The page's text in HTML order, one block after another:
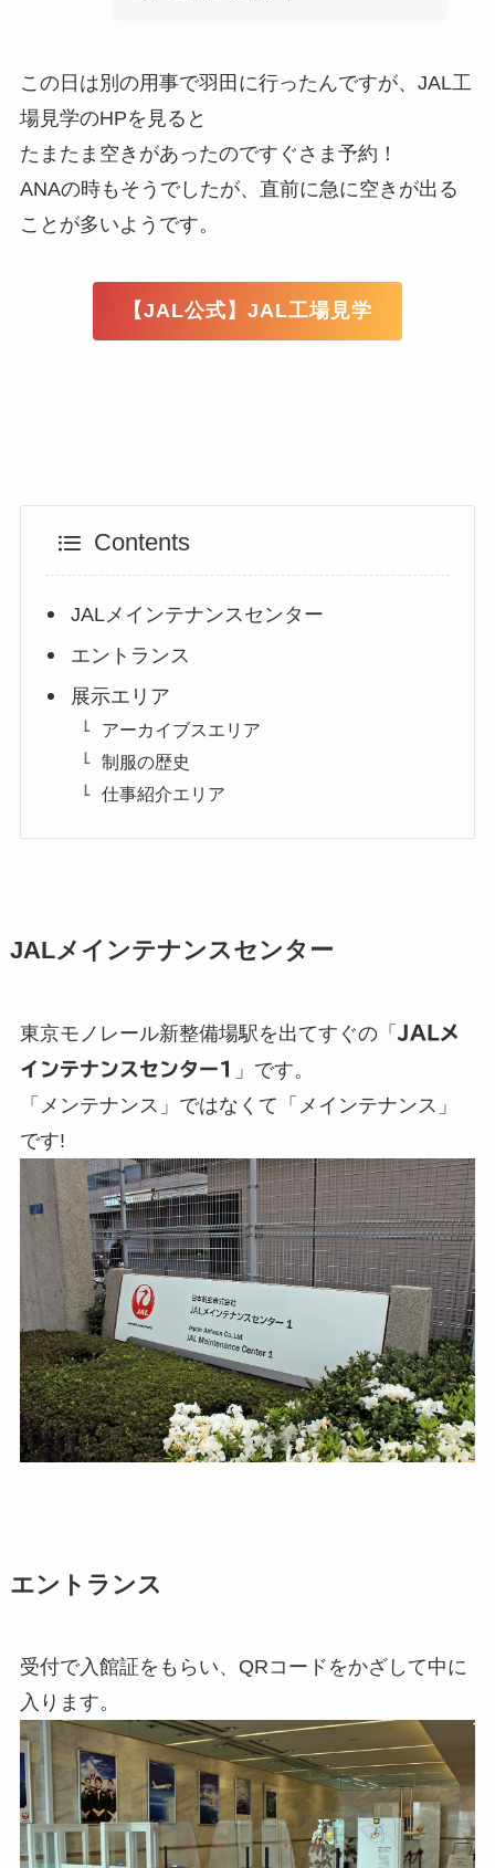
この日は別の用事で羽田に行ったんですが、JAL工
場見学のHPを見ると
たまたま空きがあったのですぐさま予約！
ANAの時もそうでしたが、直前に急に空きが出る
ことが多いようです。
【JAL公式】JAL工場見学
Contents
JALメインテナンスセンター
エントランス
展示エリア
アーカイブスエリア
制服の歴史
仕事紹介エリア
JALメインテナンスセンター
東京モノレール新整備場駅を出てすぐの「JALメ
インテナンスセンター1
」です。
「メンテナンス」ではなくて「メインテナンス」
です!
エントランス
受付で入館証をもらい、QRコードをかざして中に
入ります。